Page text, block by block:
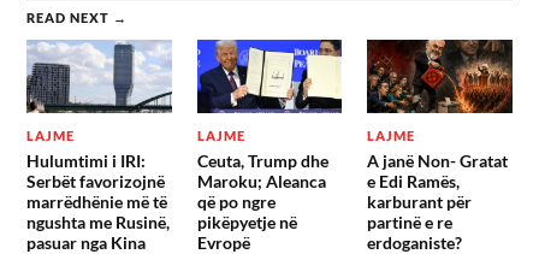
READ NEXT →
LAJME
Hulumtimi i IRI:
Serbët favorizojnë
marrëdhënie më të
ngushta me Rusinë,
pasuar nga Kina
LAJME
Ceuta, Trump dhe
Maroku; Aleanca
që po ngre
pikëpyetje në
Evropë
LAJME
A janë Non- Gratat
e Edi Ramës,
karburant për
partinë e re
erdoganiste?